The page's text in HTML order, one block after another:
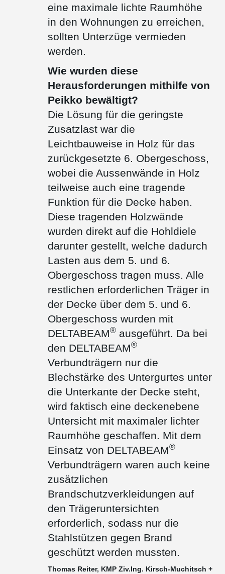
eine maximale lichte Raumhöhe
in den Wohnungen zu erreichen,
sollten Unterzüge vermieden
werden.
Wie wurden diese
Herausforderungen mithilfe von
Peikko bewältigt?
Die Lösung für die geringste
Zusatzlast war die
Leichtbauweise in Holz für das
zurückgesetzte 6. Obergeschoss,
wobei die Aussenwände in Holz
teilweise auch eine tragende
Funktion für die Decke haben.
Diese tragenden Holzwände
wurden direkt auf die Hohldiele
darunter gestellt, welche dadurch
Lasten aus dem 5. und 6.
Obergeschoss tragen muss. Alle
restlichen erforderlichen Träger in
der Decke über dem 5. und 6.
Obergeschoss wurden mit
DELTABEAM® ausgeführt. Da bei
den DELTABEAM®
Verbundträgern nur die
Blechstärke des Untergurtes unter
die Unterkante der Decke steht,
wird faktisch eine deckenebene
Untersicht mit maximaler lichter
Raumhöhe geschaffen. Mit dem
Einsatz von DELTABEAM®
Verbundträgern waren auch keine
zusätzlichen
Brandschutzverkleidungen auf
den Trägeruntersichten
erforderlich, sodass nur die
Stahlstützen gegen Brand
geschützt werden mussten.
Thomas Reiter, KMP Ziv.Ing. Kirsch-Muchitsch +